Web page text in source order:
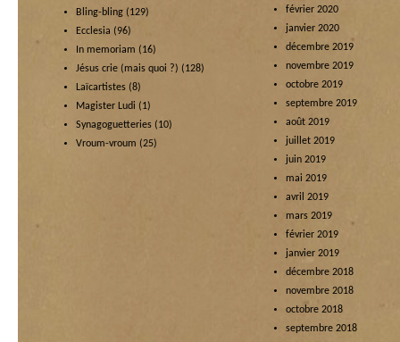
Bling-bling (129)
Ecclesia (96)
In memoriam (16)
Jésus crie (mais quoi ?) (128)
Laïcartistes (8)
Magister Ludi (1)
Synagoguetteries (10)
Vroum-vroum (25)
février 2020
janvier 2020
décembre 2019
novembre 2019
octobre 2019
septembre 2019
août 2019
juillet 2019
juin 2019
mai 2019
avril 2019
mars 2019
février 2019
janvier 2019
décembre 2018
novembre 2018
octobre 2018
septembre 2018